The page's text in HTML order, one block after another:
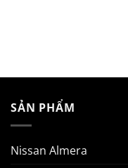
SẢN PHẨM
Nissan Almera